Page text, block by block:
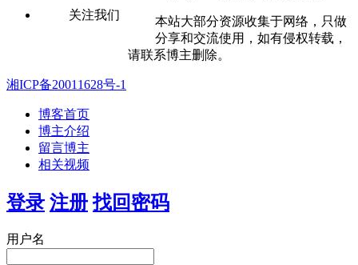
关注我们
本站大部分资源收集于网络，只做
分享和交流使用，如有侵权转载，
请联系博主删除。
湘ICP备20011628号-1
博客首页
博主介绍
留言博主
相关视频
登录 注册 找回密码
用户名